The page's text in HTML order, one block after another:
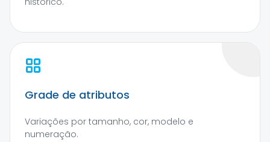
Grade de atributos
Variações por tamanho, cor, modelo e
numeração.